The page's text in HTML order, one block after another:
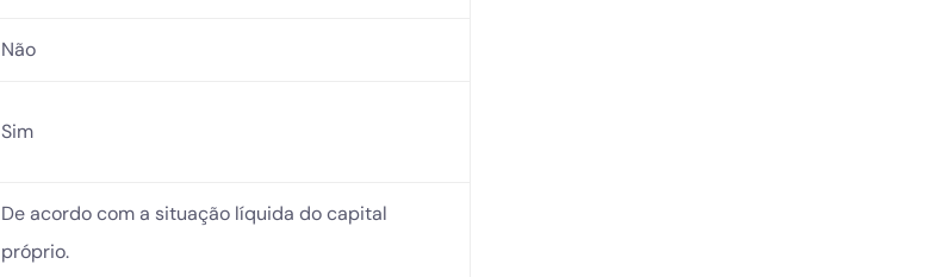
Não
Sim
De acordo com a situação líquida do capital
próprio.